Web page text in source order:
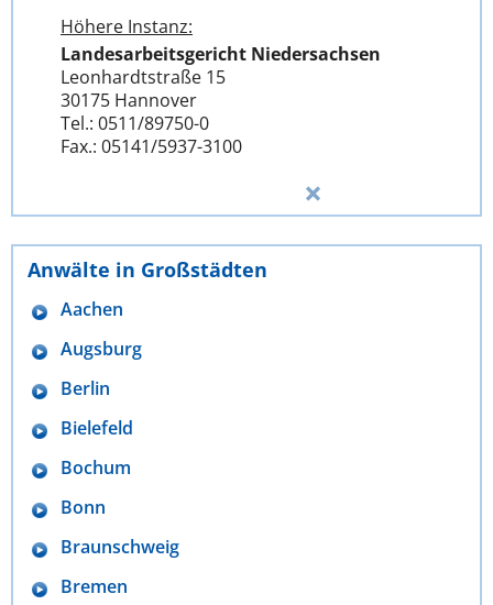
Höhere Instanz:
Landesarbeitsgericht Niedersachsen
Leonhardtstraße 15
30175 Hannover
Tel.: 0511/89750-0
Fax.: 05141/5937-3100
Anwälte in Großstädten
Aachen
Augsburg
Berlin
Bielefeld
Bochum
Bonn
Braunschweig
Bremen